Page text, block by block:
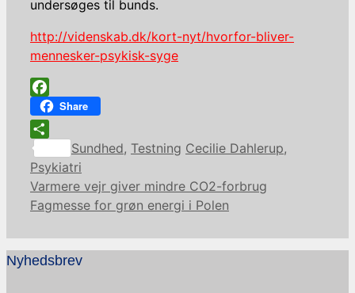
undersøges til bunds.
http://videnskab.dk/kort-nyt/hvorfor-bliver-
mennesker-psykisk-syge
Facebook
Share
Share
Kategorier
Sundhed, Testning Tags
Cecilie Dahlerup,
Psykiatri
Varmere vejr giver mindre CO2-forbrug
Fagmesse for grøn energi i Polen
Nyhedsbrev